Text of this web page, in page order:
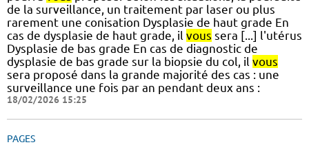
de la surveillance, un traitement par laser ou plus
rarement une conisation Dysplasie de haut grade En
cas de dysplasie de haut grade, il vous sera [...] l'utérus
Dysplasie de bas grade En cas de diagnostic de
dysplasie de bas grade sur la biopsie du col, il vous
sera proposé dans la grande majorité des cas : une
surveillance une fois par an pendant deux ans :
18/02/2026 15:25
PAGES